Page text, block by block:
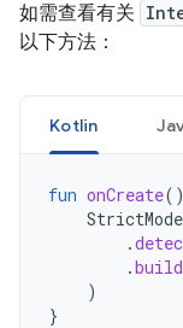
如需查看有关
以下方法：
Kotlin
fun onCreate()
StrictMode
.
.build
)
}